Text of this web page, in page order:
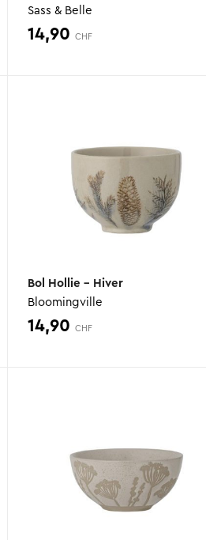
Sass & Belle
14,90 CHF
Bol Hollie – Hiver
Bloomingville
14,90 CHF